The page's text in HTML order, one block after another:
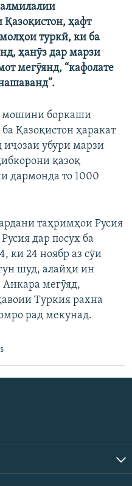
ҳафт
туркӣ, ки ба
ҳанӯз дар марзи
мегӯянд, “кафолате
мошини боркаши
Қазоқистон ҳаракат
иҷозаи убури марзи
қазоқ
дармонда то 1000
таҳримҳои Русия
дар посух ба
ки 24 ноябр аз сӯи
шуд, алайҳи ин
мегӯяд,
Туркия рахна
рад мекунад.